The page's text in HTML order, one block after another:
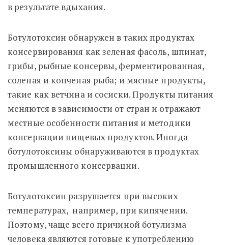
в результате вдыхания.
Ботулотоксин обнаружен в таких продуктах
консервирования как зеленая фасоль, шпинат,
грибы, рыбные консервы, ферментированная,
соленая и копченая рыба; и мясные продукты,
такие как ветчина и сосиски. Продукты питания
меняются в зависимости от стран и отражают
местные особенности питания и методики
консервации пищевых продуктов. Иногда
ботулотоксины обнаруживаются в продуктах
промышленного консервации.
Ботулотоксин разрушается при высоких
температурах, например, при кипячении.
Поэтому, чаще всего причиной ботулизма
человека являются готовые к употреблению